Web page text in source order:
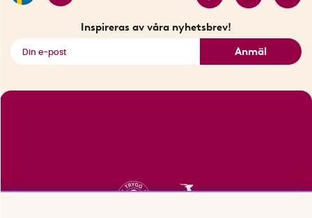
Inspireras av våra nyhetsbrev!
Anmäl